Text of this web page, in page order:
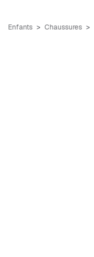
Enfants Chaussures